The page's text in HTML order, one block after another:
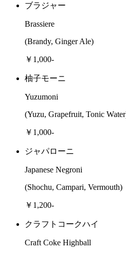
ブラジャー
Brassiere
(Brandy, Ginger Ale)
￥1,000-
柚子モーニ
Yuzumoni
(Yuzu, Grapefruit, Tonic
￥1,000-
ジャパローニ
Japanese Negroni
(Shochu, Campari, Vermouth)
￥1,200-
クラフトコークハイ
Craft Coke Highball